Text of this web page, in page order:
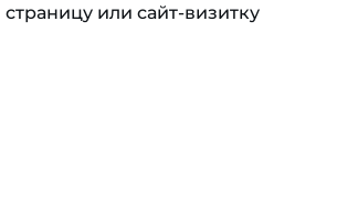
страницу или сайт-визитку